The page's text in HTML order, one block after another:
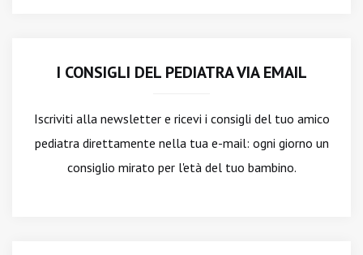
I CONSIGLI DEL PEDIATRA VIA EMAIL
Iscriviti alla newslettere ricevi i consigli del tuo amico
pediatra direttamente nella tua e-mail: ogni giorno un
consiglio mirato per l'età del tuo bambino.